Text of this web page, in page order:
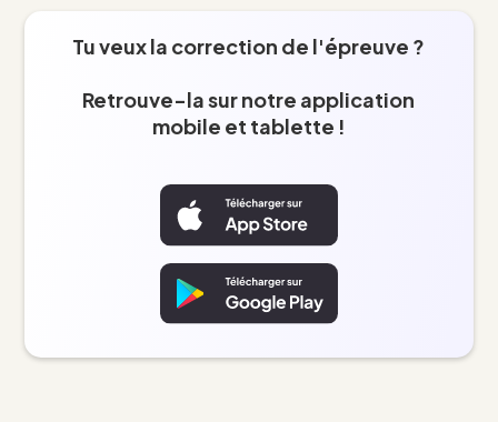
Tu veux la correction de l'épreuve ?
Retrouve-la sur notre application
mobile et tablette !